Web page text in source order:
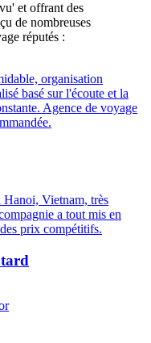
et offrant des
de nombreuses
réputés :
organisation
basé sur l'écoute et la
Agence de voyage
Hanoi, Vietnam, très
a tout mis en
prix compétitifs.